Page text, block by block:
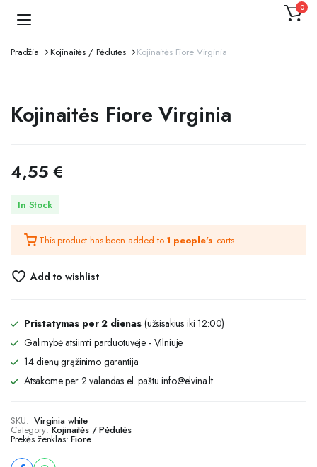
0
Pradžia Kojinaitės / Pėdutės Kojinaitės Fiore Virginia
Kojinaitės Fiore Virginia
4,55€
In Stock
This product has been added to 1 people's carts.
Add to wishlist
Pristatymas per 2 dienas (užsisakius iki 12:00)
Galimybė atsiimti parduotuvėje - Vilniuje
14 dienų grąžinimo garantija
Atsakome per 2 valandas el. paštu info@elvina.lt
SKU: Virginia white
Category: Kojinaitės / Pėdutės
Prekės ženklas:Fiore